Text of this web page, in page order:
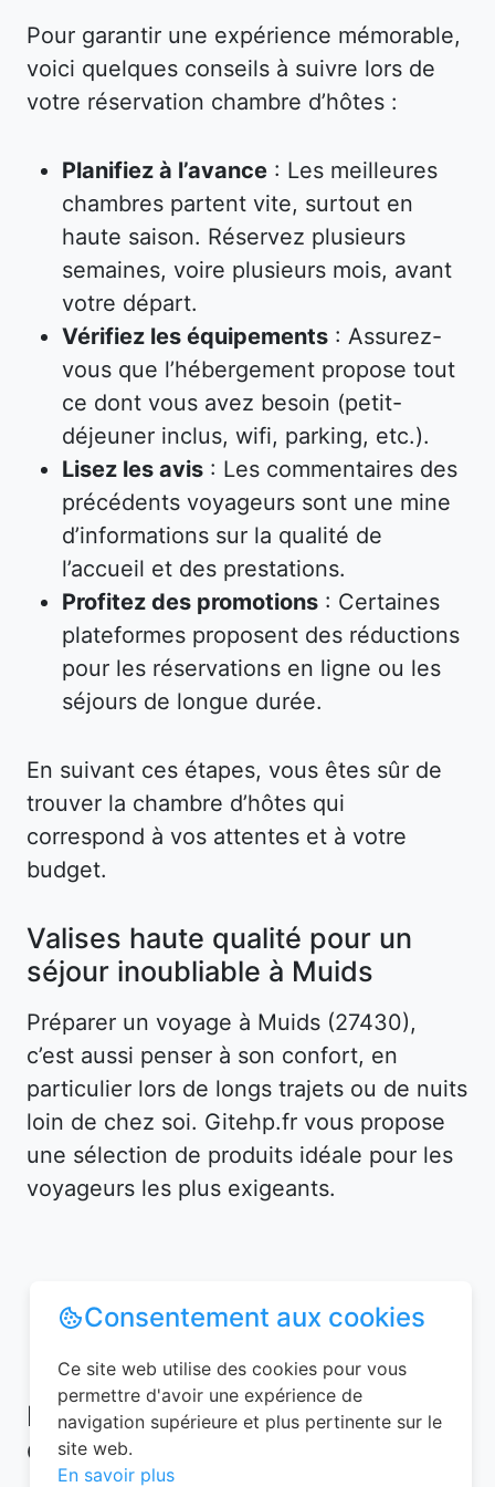
Pour garantir une expérience mémorable,
voici quelques conseils à suivre lors de
votre réservation chambre d’hôtes :
Planifiez à l’avance : Les meilleures
chambres partent vite, surtout en
haute saison. Réservez plusieurs
semaines, voire plusieurs mois, avant
votre départ.
Vérifiez les équipements : Assurez-
vous que l’hébergement propose tout
ce dont vous avez besoin (petit-
déjeuner inclus, wifi, parking, etc.).
Lisez les avis : Les commentaires des
précédents voyageurs sont une mine
d’informations sur la qualité de
l’accueil et des prestations.
Profitez des promotions : Certaines
plateformes proposent des réductions
pour les réservations en ligne ou les
séjours de longue durée.
En suivant ces étapes, vous êtes sûr de
trouver la chambre d’hôtes qui
correspond à vos attentes et à votre
budget.
Valises haute qualité pour un
séjour inoubliable à Muids
Préparer un voyage à Muids (27430),
c’est aussi penser à son confort, en
particulier lors de longs trajets ou de nuits
loin de chez soi. Gitehp.fr vous propose
une sélection de produits idéale pour les
voyageurs les plus exigeants.
Notre sélection de chambres
d’hôtes pas chers à Muids
Consentement aux cookies
Ce site web utilise des cookies pour vous
permettre d'avoir une expérience de
navigation supérieure et plus pertinente sur le
site web.
En savoir plus